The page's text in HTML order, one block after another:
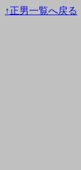
↑正男一覧へ戻る